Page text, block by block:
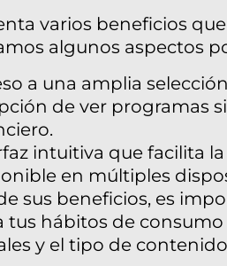
varios beneficios
algunos aspectos
a una amplia
de ver programas
intuitiva que facilita
en múltiples
sus beneficios, es
tus hábitos de
y el tipo de